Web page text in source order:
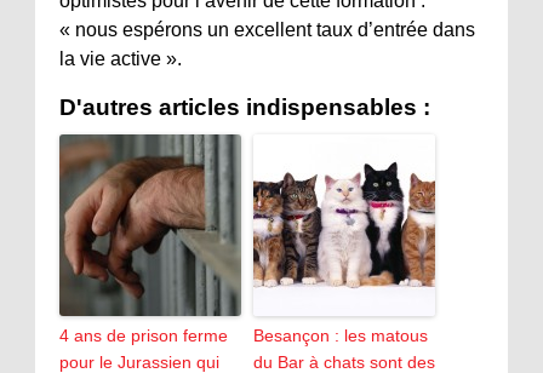
« nous espérons un excellent taux d’entrée dans
la vie active ».
D'autres articles indispensables :
4 ans de prison ferme
pour le Jurassien qui
Besançon : les matous
du Bar à chats sont des